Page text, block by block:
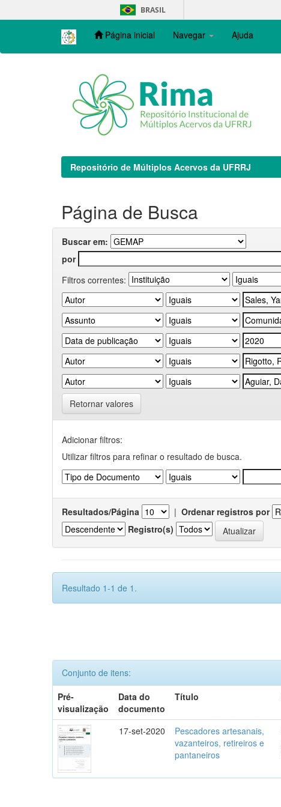
navigation
BRASIL
Página inicial Navegar Ajuda
Repositório de Múltiplos Acervos da UFRRJ
Página de Busca
Buscar em:
por
Filtros correntes:
Retornar valores
Adicionar filtros:
Utilizar filtros para refinar o resultado de busca.
Resultados/Página | Ordenar registros por
Registro(s)
Resultado 1-1 de 1.
Conjunto de itens:
Pré-
visualização
Data do
documento
Título
17-set-2020
Pescadores artesanais,
vazanteiros, retireiros e
pantaneiros